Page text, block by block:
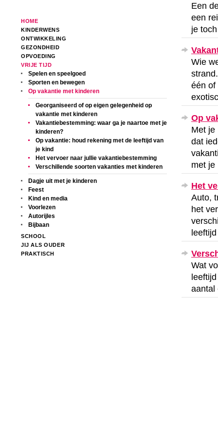
HOME
KINDERWENS
ONTWIKKELING
GEZONDHEID
OPVOEDING
VRIJE TIJD
Spelen en speelgoed
Sporten en bewegen
Op vakantie met kinderen
Georganiseerd of op eigen gelegenheid op
vakantie met kinderen
Vakantiebestemming: waar ga je naartoe met je
kinderen?
Op vakantie: houd rekening met de leeftijd van
je kind
Het vervoer naar jullie vakantiebestemming
Verschillende soorten vakanties met kinderen
Dagje uit met je kinderen
Feest
Kind en media
Voorlezen
Autorijles
Bijbaan
SCHOOL
JIJ ALS OUDER
PRAKTISCH
Een
een
je
Wie
één of
Op
Met je
dat
met je
Het
Auto,
het
Wat
aantal